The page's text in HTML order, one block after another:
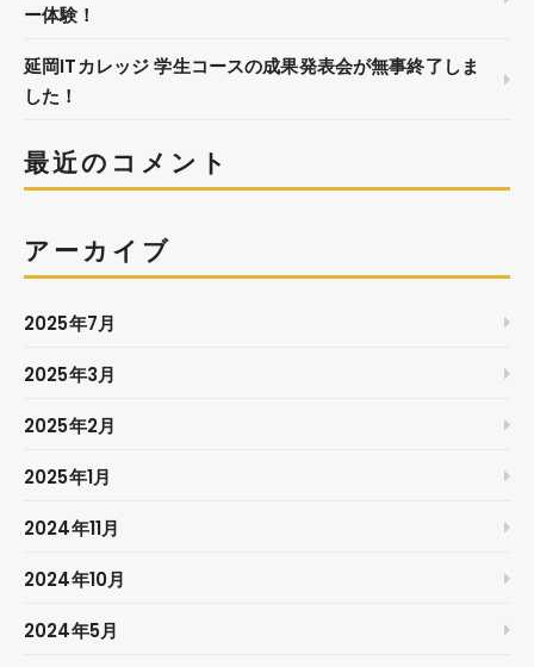
ー体験！
延岡ITカレッジ 学生コースの成果発表会が無事終了しま
した！
最近のコメント
アーカイブ
2025年7月
2025年3月
2025年2月
2025年1月
2024年11月
2024年10月
2024年5月